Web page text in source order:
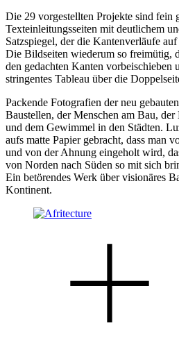
Die 29 vorgestellten Projekte sind fein
Texteinleitungsseiten mit deutlichem
Satzspiegel, der die Kantenverläufe
Die Bildseiten wiederum so freimütig,
den gedachten Kanten vorbeischieben
stringentes Tableau über die
Packende Fotografien der neu
Baustellen, der Menschen am Bau, der
und dem Gewimmel in den Städten.
aufs matte Papier gebracht, dass man
und von der Ahnung eingeholt wird,
von Norden nach Süden so mit sich
Ein betörendes Werk über visionäres
Kontinent.